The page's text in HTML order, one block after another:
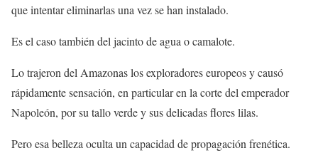
que intentar eliminarlas una vez se han instalado.
Es el caso también del jacinto de agua o camalote.
Lo trajeron del Amazonas los exploradores europeos y causó
rápidamente sensación, en particular en la corte del emperador
Napoleón, por su tallo verde y sus delicadas flores lilas.
Pero esa belleza oculta un capacidad de propagación frenética.